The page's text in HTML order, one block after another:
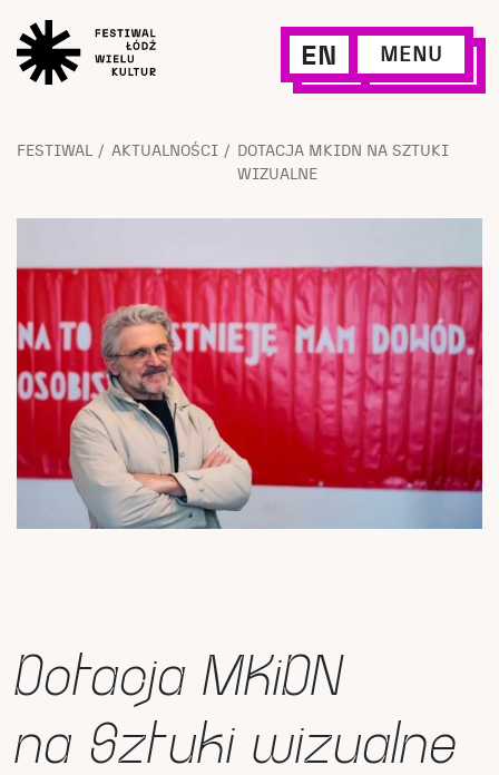
EN MENU
FESTIWAL AKTUALNOŚCI
DOTACJA MKIDN NA SZTUKI
WIZUALNE
Dotacja MKiDN
na Sztuki wizualne